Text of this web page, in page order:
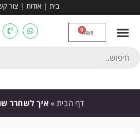
בית | אודות | צור
₪0
0
דף הבית »איך לשחרר